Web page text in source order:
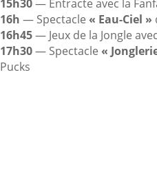
15h30— Entracte avec la
16h — Spectacle « Eau-Ciel »
16h45— Jeux de la Jongle
17h30— Spectacle «
Pucks